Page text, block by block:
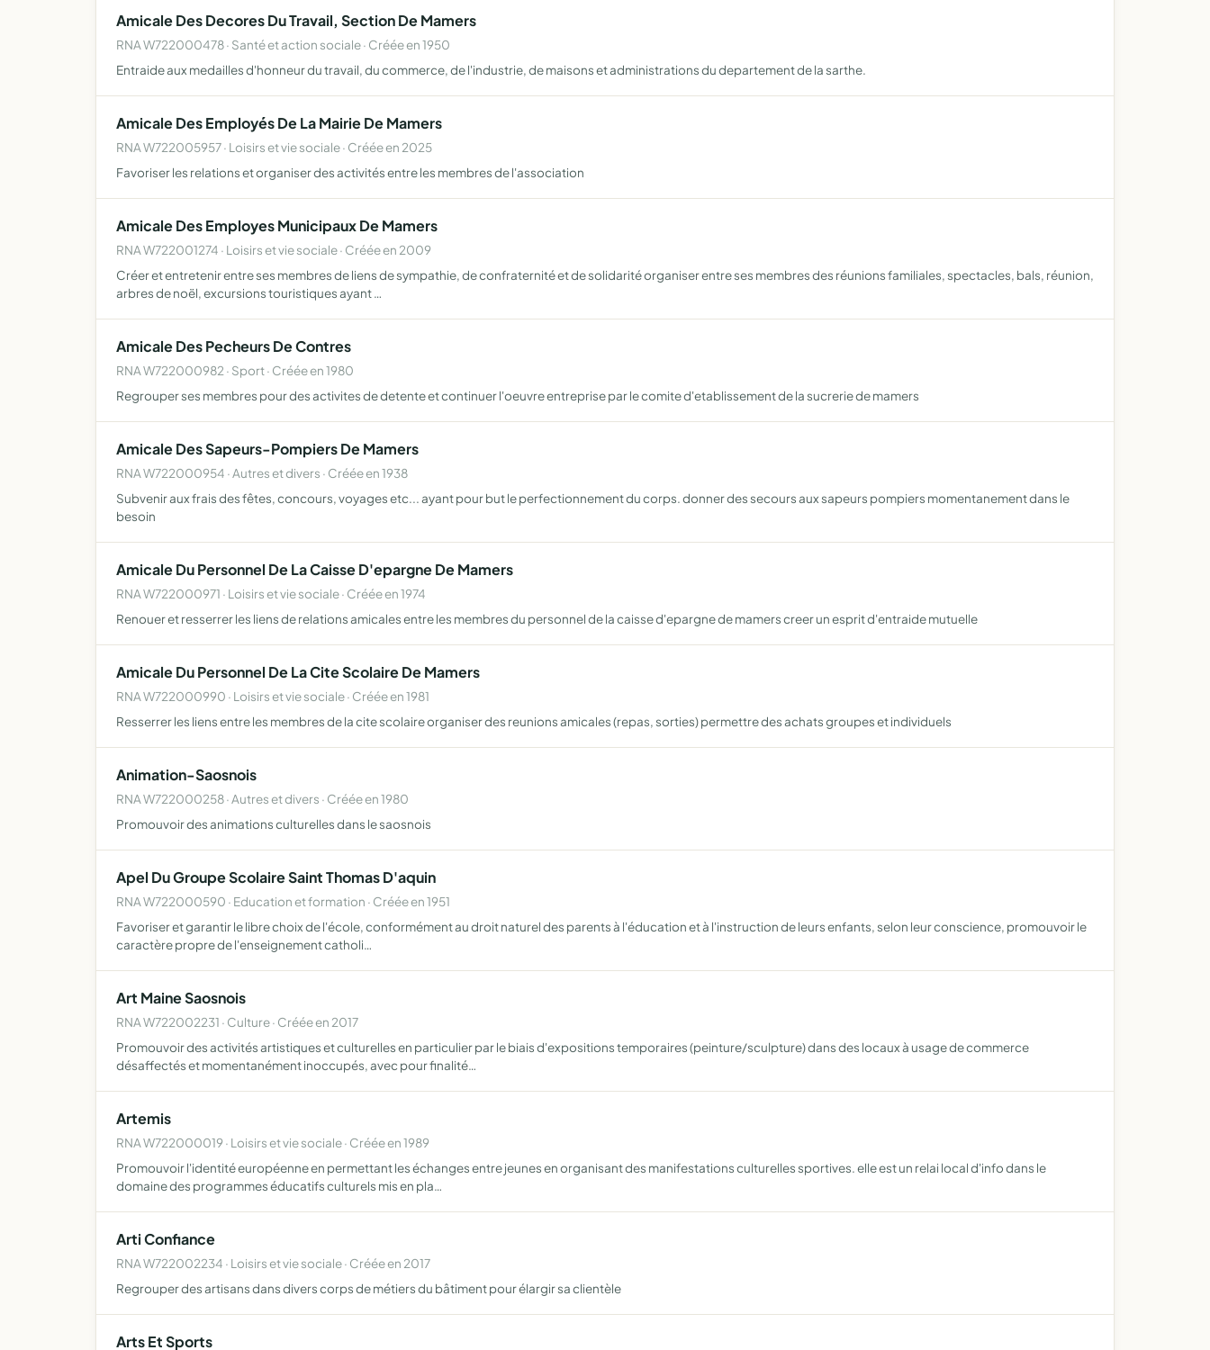
Amicale Des Decores Du Travail, Section De Mamers
RNA W722000478 · Santé et action sociale · Créée en 1950
Entraide aux medailles d'honneur du travail, du commerce, de l'industrie, de maisons et administrations du departement de la sarthe.
Amicale Des Employés De La Mairie De Mamers
RNA W722005957 · Loisirs et vie sociale · Créée en 2025
Favoriser les relations et organiser des activités entre les membres de l'association
Amicale Des Employes Municipaux De Mamers
RNA W722001274 · Loisirs et vie sociale · Créée en 2009
Créer et entretenir entre ses membres de liens de sympathie, de confraternité et de solidarité organiser entre ses membres des réunions familiales, spectacles, bals, réunion,
arbres de noël, excursions touristiques ayant …
Amicale Des Pecheurs De Contres
RNA W722000982 · Sport · Créée en 1980
Regrouper ses membres pour des activites de detente et continuer l'oeuvre entreprise par le comite d'etablissement de la sucrerie de mamers
Amicale Des Sapeurs-Pompiers De Mamers
RNA W722000954 · Autres et divers · Créée en 1938
Subvenir aux frais des fêtes, concours, voyages etc... ayant pour but le perfectionnement du corps. donner des secours aux sapeurs pompiers momentanement dans le
besoin
Amicale Du Personnel De La Caisse D'epargne De Mamers
RNA W722000971 · Loisirs et vie sociale · Créée en 1974
Renouer et resserrer les liens de relations amicales entre les membres du personnel de la caisse d'epargne de mamers creer un esprit d'entraide mutuelle
Amicale Du Personnel De La Cite Scolaire De Mamers
RNA W722000990 · Loisirs et vie sociale · Créée en 1981
Resserrer les liens entre les membres de la cite scolaire organiser des reunions amicales (repas, sorties) permettre des achats groupes et individuels
Animation-Saosnois
RNA W722000258 · Autres et divers · Créée en 1980
Promouvoir des animations culturelles dans le saosnois
Apel Du Groupe Scolaire Saint Thomas D'aquin
RNA W722000590 · Education et formation · Créée en 1951
Favoriser et garantir le libre choix de l'école, conformément au droit naturel des parents à l'éducation et à l'instruction de leurs enfants, selon leur conscience, promouvoir le
caractère propre de l'enseignement catholi…
Art Maine Saosnois
RNA W722002231 · Culture · Créée en 2017
Promouvoir des activités artistiques et culturelles en particulier par le biais d'expositions temporaires (peinture/sculpture) dans des locaux à usage de commerce
désaffectés et momentanément inoccupés, avec pour finalité…
Artemis
RNA W722000019 · Loisirs et vie sociale · Créée en 1989
Promouvoir l'identité européenne en permettant les échanges entre jeunes en organisant des manifestations culturelles sportives. elle est un relai local d'info dans le
domaine des programmes éducatifs culturels mis en pla…
Arti Confiance
RNA W722002234 · Loisirs et vie sociale · Créée en 2017
Regrouper des artisans dans divers corps de métiers du bâtiment pour élargir sa clientèle
Arts Et Sports